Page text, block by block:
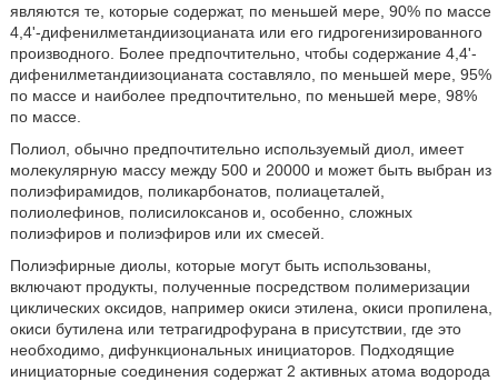
являются те, которые содержат, по меньшей мере, 90% по массе
4,4'-дифенилметандиизоцианата или его гидрогенизированного
производного. Более предпочтительно, чтобы содержание 4,4'-
дифенилметандиизоцианата составляло, по меньшей мере, 95%
по массе и наиболее предпочтительно, по меньшей мере, 98%
по массе.
Полиол, обычно предпочтительно используемый диол, имеет
молекулярную массу между 500 и 20000 и может быть выбран из
полиэфирамидов, поликарбонатов, полиацеталей,
полиолефинов, полисилоксанов и, особенно, сложных
полиэфиров и полиэфиров или их смесей.
Полиэфирные диолы, которые могут быть использованы,
включают продукты, полученные посредством полимеризации
циклических оксидов, например окиси этилена, окиси пропилена,
окиси бутилена или тетрагидрофурана в присутствии, где это
необходимо, дифункциональных инициаторов. Подходящие
инициаторные соединения содержат 2 активных атома водорода